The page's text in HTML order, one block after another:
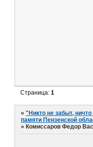
Страница:1
»"Никто не забыт,
памяти Пензенской
» Комиссаров Федор